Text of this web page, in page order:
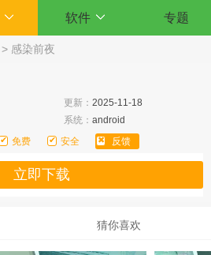
软件 专题
> 感染前夜
更新： 2025-11-18
系统： android
免费 安全 反馈
立即下载
猜你喜欢